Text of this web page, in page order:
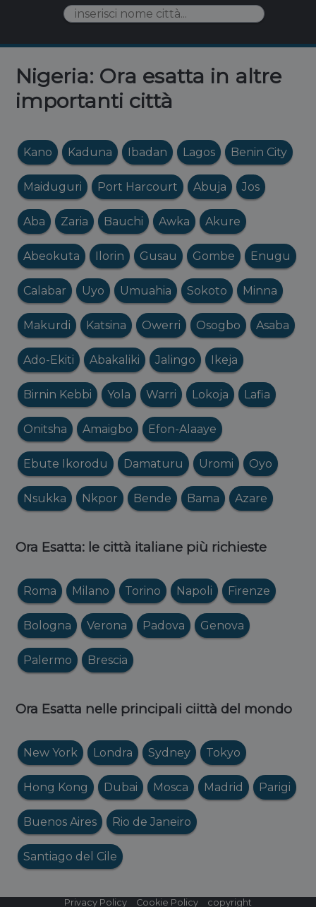
Nigeria: Ora esatta in altre
importanti città
Kano Kaduna Ibadan Lagos Benin City
Maiduguri Port Harcourt Abuja Jos
Aba Zaria Bauchi Awka Akure
Abeokuta Ilorin Gusau Gombe Enugu
Calabar Uyo Umuahia Sokoto Minna
Makurdi Katsina Owerri Osogbo Asaba
Ado-Ekiti Abakaliki Jalingo Ikeja
Birnin Kebbi Yola Warri Lokoja Lafia
Onitsha Amaigbo Efon-Alaaye
Ebute Ikorodu Damaturu Uromi Oyo
Nsukka Nkpor Bende Bama Azare
Ora Esatta: le città italiane più richieste
Roma Milano Torino Napoli Firenze
Bologna Verona Padova Genova
Palermo Brescia
Ora Esatta nelle principali ciittà del mondo
New York Londra Sydney Tokyo
Hong Kong Dubai Mosca Madrid Parigi
Buenos Aires Rio de Janeiro
Santiago del Cile
Privacy Policy Cookie Policy copyright